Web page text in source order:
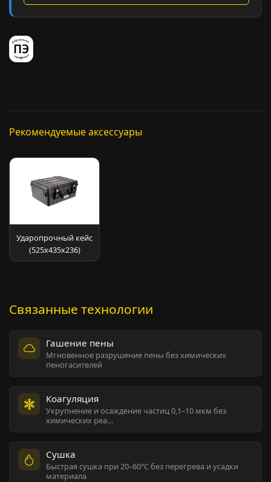
Рекомендуемые аксессуары
Ударопрочный кейс
(525х435х236)
Связанные технологии
Гашение пены
Мгновенное разрушение пены без химических
пеногасителей
Коагуляция
Укрупнение и осаждение частиц 0,1–10 мкм без
химических реа…
Сушка
Быстрая сушка при 20–60°C без перегрева и усадки
материала